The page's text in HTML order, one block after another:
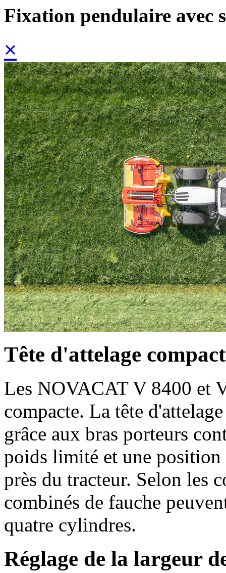
Fixation pendulaire avec
×
Tête d'attelage
Les NOVACAT V 8400 et
compacte. La tête
grâce aux bras porteurs
poids limité et une position
près du tracteur. Selon les
combinés de fauche
quatre cylindres.
Réglage de la largeur